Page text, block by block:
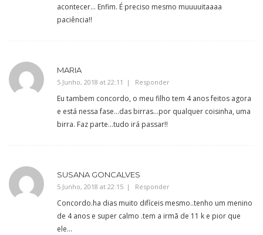
acontecer… Enfim. É preciso mesmo muuuuitaaaa
paciência!!
MARIA
5 Junho, 2018 at 22:11 Responder
Eu tambem concordo, o meu filho tem 4 anos feitos agora
e está nessa fase…das birras…por qualquer coisinha, uma
birra. Faz parte…tudo irá passar!!
SUSANA GONCALVES
5 Junho, 2018 at 22:15 Responder
Concordo.ha dias muito difíceis mesmo..tenho um menino
de 4 anos e super calmo .tem a irmã de 11 k e pior que
ele…